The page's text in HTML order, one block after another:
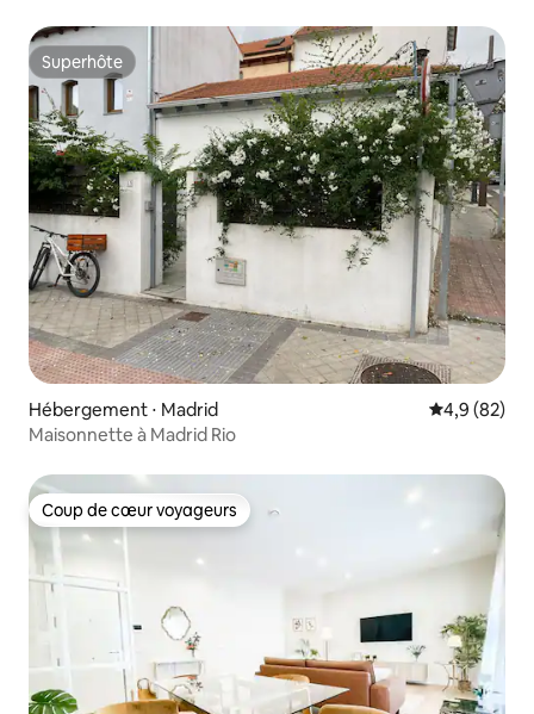
Superhôte
Superhôte
Hébergement ⋅ Madrid Évaluation
4,9 (82)
Maisonnette à Madrid Rio
Coup de cœur voyageurs
Coup de cœur voyageurs